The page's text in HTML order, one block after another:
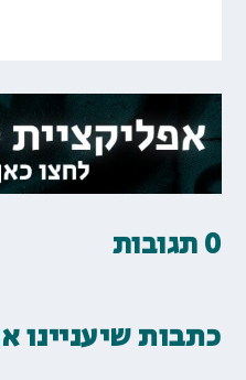
0 תגובות
כתבות שיעניינו